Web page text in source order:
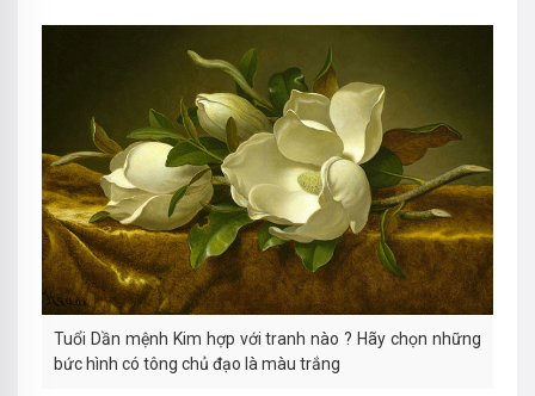
Tuổi Dần mệnh Kim hợp với tranh nào ? Hãy chọn những
bức hình có tông chủ đạo là màu trắng